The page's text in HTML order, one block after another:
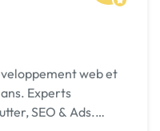
web et
SEO & Ads.